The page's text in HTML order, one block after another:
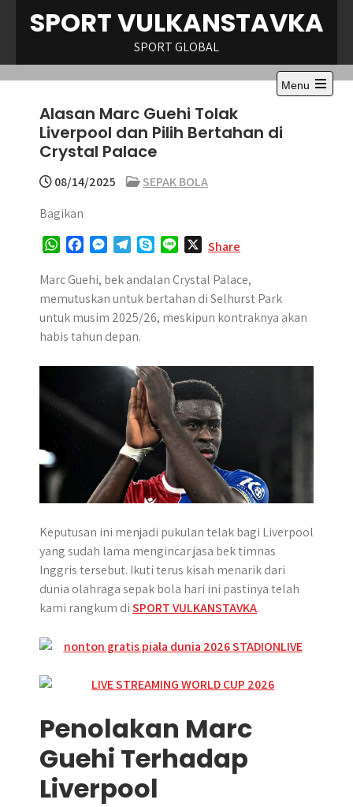
SPORT VULKANSTAVKA
SPORT GLOBAL
Menu
Open
Alasan Marc Guehi Tolak
Liverpool dan Pilih Bertahan di
Crystal Palace
08/14/2025
SEPAK BOLA
Bagikan
W
a
t
s
A
p
c
e
b
o
k
s
s
e
n
e
l
e
g
r
m
y
p
e
n
e
Share
Marc Guehi, bek andalan Crystal Palace,
memutuskan untuk bertahan di Selhurst Park
untuk musim 2025/26, meskipun kontraknya akan
habis tahun depan.
Keputusan ini menjadi pukulan telak bagi Liverpool
yang sudah lama mengincar jasa bek timnas
Inggris tersebut. Ikuti terus kisah menarik dari
dunia olahraga sepak bola hari ini pastinya telah
kami rangkum diSPORT VULKANSTAVKA.
Penolakan Marc
Guehi Terhadap
Liverpool